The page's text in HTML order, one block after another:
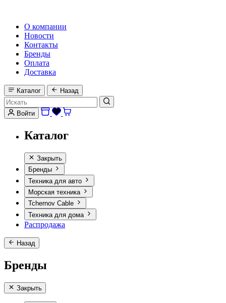
О компании
Новости
Контакты
Бренды
Оплата
Доставка
Каталог Назад
Войти
Каталог
Закрыть
Бренды
Техника для авто
Морская техника
Tchernov Cable
Техника для дома
Распродажа
Назад
Бренды
Закрыть